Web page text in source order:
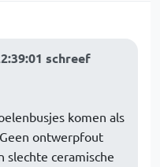
schreef
komen als
ontwerpfout
slechte ceramische